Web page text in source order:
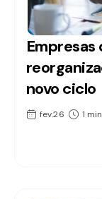
Artigos
Empresas
novo ciclo
fev.26 1 min